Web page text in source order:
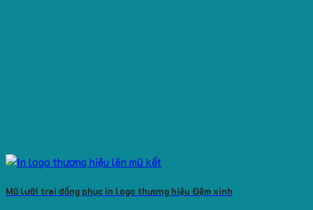
Mũ lưỡi trai đồng phục in logo thương hiệu Đệm xinh